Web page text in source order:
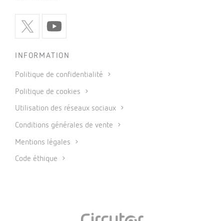
INFORMATION
Politique de confidentialité
Politique de cookies
Utilisation des réseaux sociaux
Conditions générales de vente
Mentions légales
Code éthique